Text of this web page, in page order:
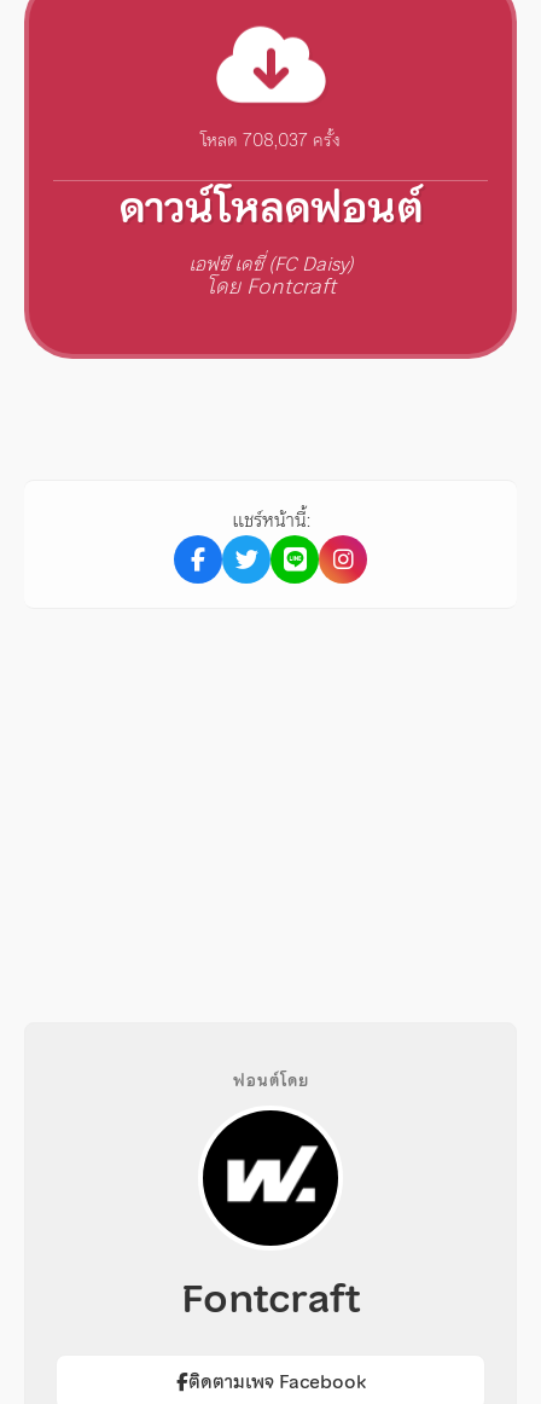
โหลด 708,037 ครั้ง
ดาวน์โหลดฟอนต์
เอฟซี เดซี่ (FC Daisy)
โดย Fontcraft
แชร์หน้านี้:
ฟอนต์โดย
Fontcraft
ติดตามเพจ Facebook